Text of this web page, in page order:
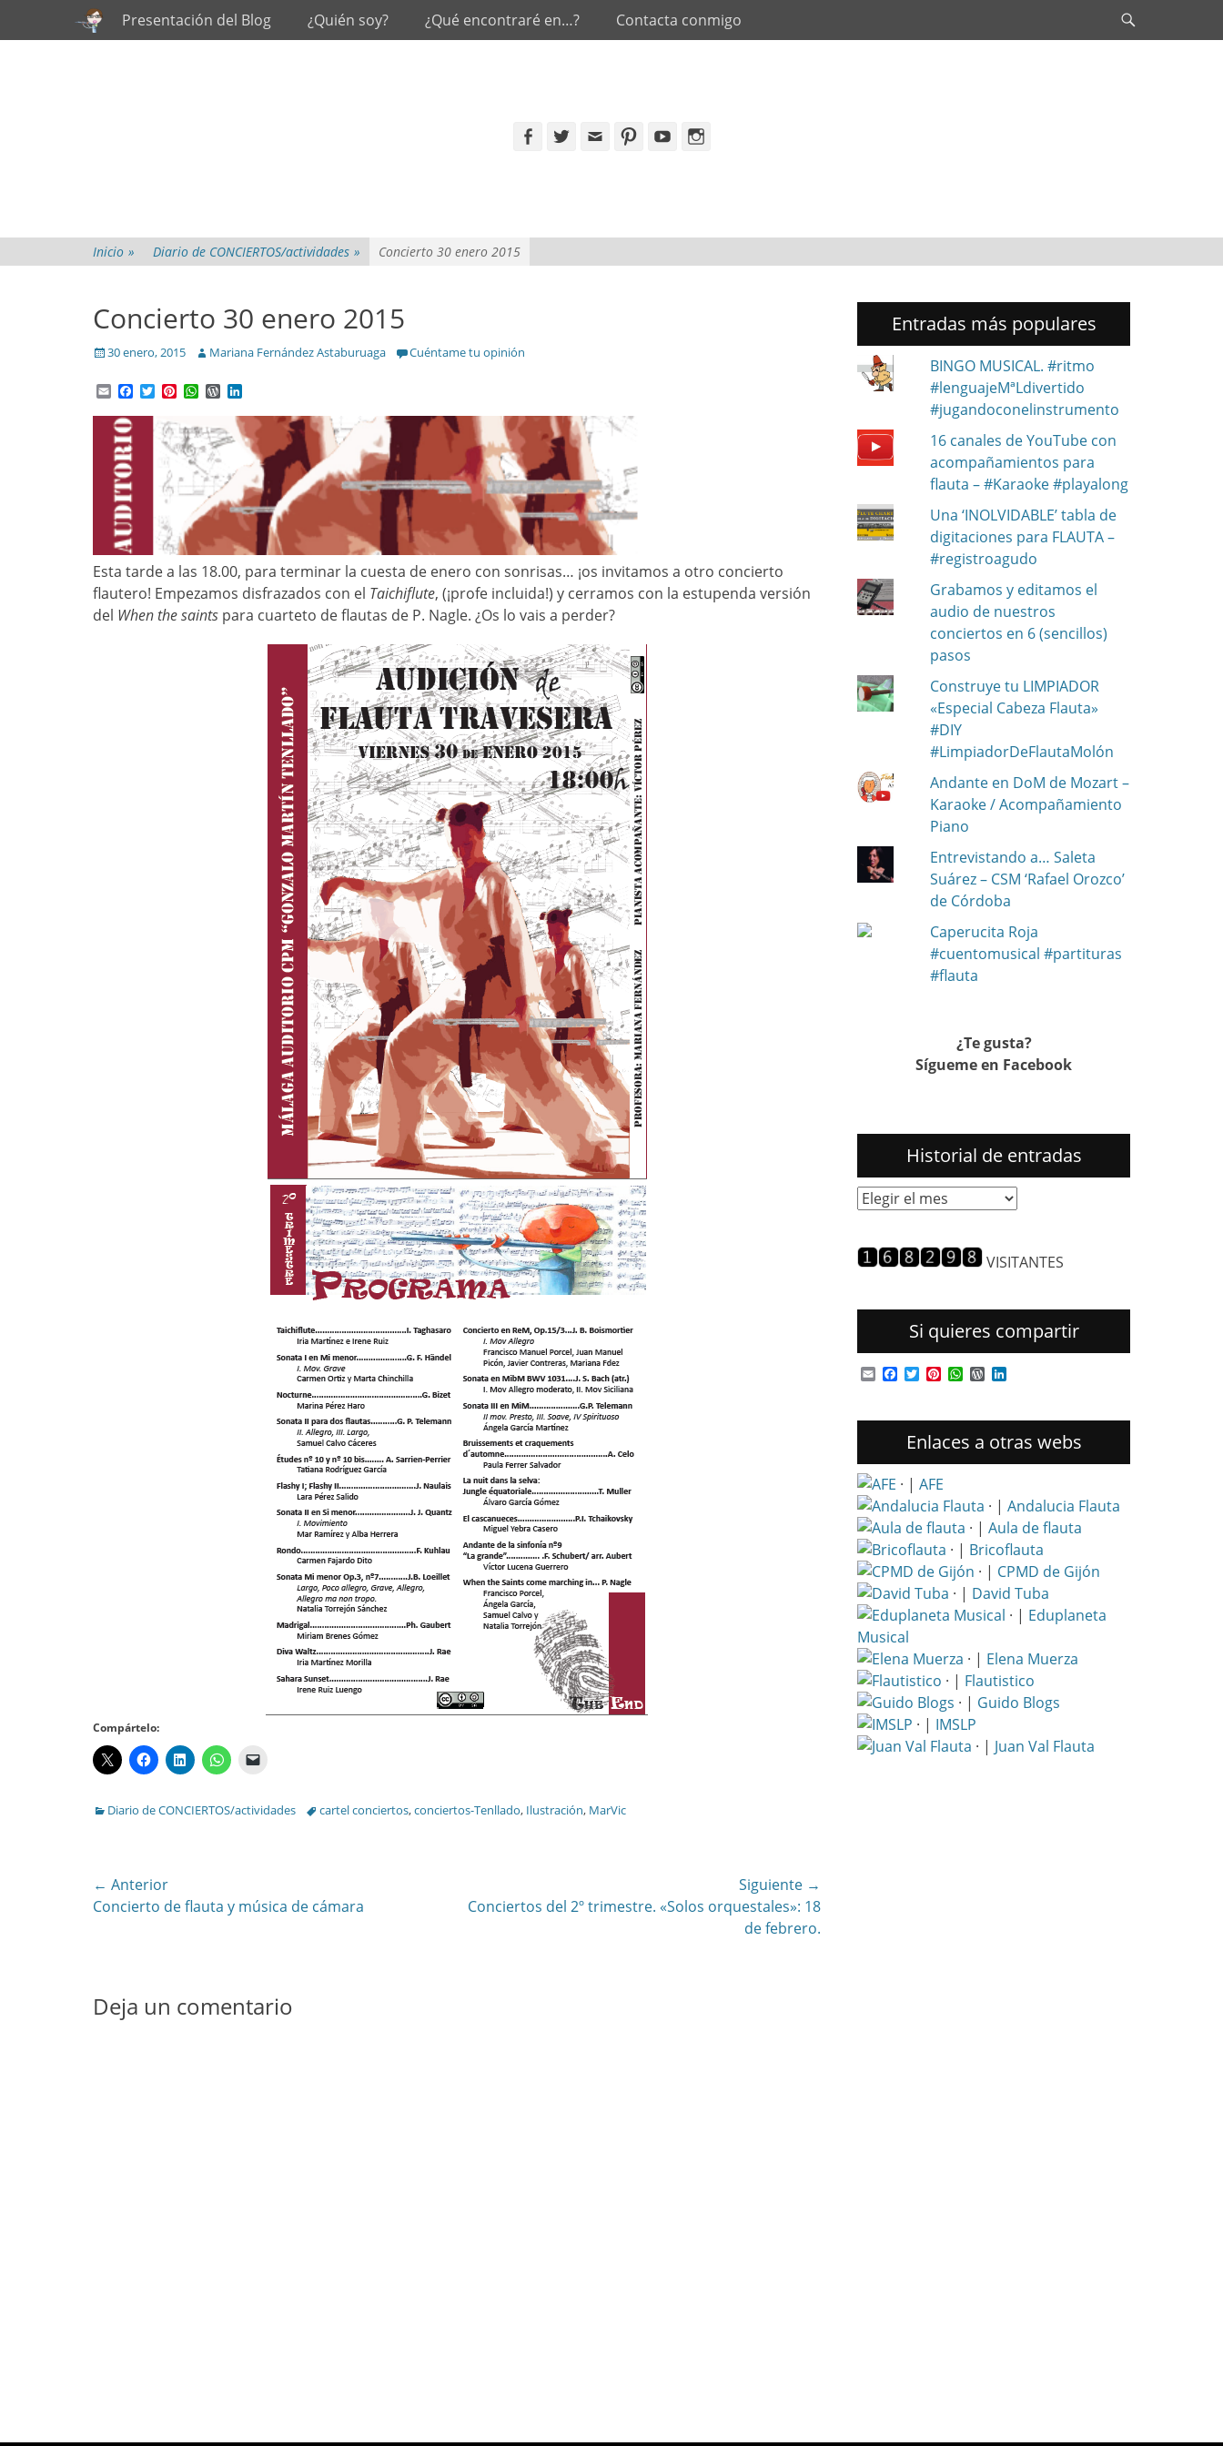
Skip
to
Primary Menu
Presentación del Blog ¿Quién soy? ¿Qué encontraré en…? Contacta conmigo
Facebook
Twitter EmailPinterestYouTubeInstagram
Inicio » Diario de CONCIERTOS/actividades » Concierto 30 enero 2015
Concierto 30 enero 2015
Posted
30 enero, 2015 Author
Mariana Fernández Astaburuaga Cuéntame tu opinión
EmailFacebook
TwitterPinterest
WhatsApp
WordPress
Esta tarde a las 18.00, para terminar la cuesta de enero con sonrisas… ¡os invitamos a otro concierto
flautero! Empezamos disfrazados con el Taichiflute, (¡profe incluida!) y cerramos con la estupenda versión
del When the saints para cuarteto de flautas de P. Nagle. ¿Os lo vais a perder?
Compártelo:
Categories
Diario de CONCIERTOS/actividades Tagscartel conciertos,conciertos-Tenllado, Ilustración, MarVic
Navegación
de
← Anterior
Entrada
Concierto de flauta y música de cámara
Siguiente →
Entrada
Conciertos del 2º trimestre. «Solos orquestales»: 18
de febrero.
Deja un comentario
Entradas más populares
BINGO MUSICAL. #ritmo
#lenguajeMªLdivertido
#jugandoconelinstrumento
16 canales de YouTube con
acompañamientos para
flauta – #Karaoke #playalong
Una ‘INOLVIDABLE’ tabla de
digitaciones para FLAUTA –
#registroagudo
Grabamos y editamos el
audio de nuestros
conciertos en 6 (sencillos)
pasos
Construye tu LIMPIADOR
«Especial Cabeza Flauta»
#DIY
#LimpiadorDeFlautaMolón
Andante en DoM de Mozart –
Karaoke / Acompañamiento
Piano
Entrevistando a… Saleta
Suárez – CSM ‘Rafael Orozco’
de Córdoba
Caperucita Roja
#cuentomusical #partituras
#flauta
¿Te gusta?
Sígueme en Facebook
Historial de entradas
Historial
VISITANTES
Si quieres compartir
EmailFacebook
TwitterPinterest
WhatsApp
WordPress
Enlaces a otras webs
· | AFE
· | Andalucia Flauta
· | Aula de flauta
· | Bricoflauta
· | CPMD de Gijón
· | David Tuba
· | Eduplaneta
Musical
· | Elena Muerza
· | Flautistico
· | Guido Blogs
· | IMSLP
· | Juan Val Flauta